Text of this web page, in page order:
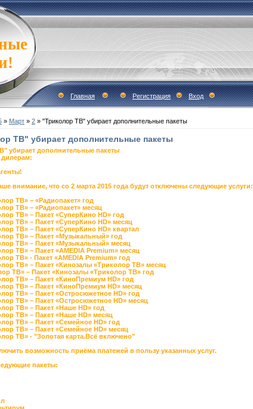
Главная Регистрация Вход
» Март » 2 » "Триколор ТВ" убирает дополнительные пакеты
ТВ" убирает дополнительные пакеты
убирает дополнительные пакеты
дилерам:
внимание, что со 2 марта 2015 года будут отключены следующие услуги:
ТВ» – «Радиопакет» год
ТВ» – «Радиопакет» месяц
ТВ» – Пакет «СуперКино HD» год
ТВ» – Пакет «СуперКино HD» месяц
ТВ» – Пакет «СуперКино HD» квартал
ТВ» – Пакет «Музыкальный» год
ТВ» – Пакет «Музыкальный» месяц
ТВ» – Пакет «AMEDIA Premium» месяц
ТВ» - Пакет «AMEDIA Premium» год
ТВ» – Пакет «Кинозалы «Триколор ТВ» месяц
ТВ» – Пакет «Кинозалы «Триколор ТВ» год
ТВ» – Пакет «КиноПремиум HD» год
ТВ» – Пакет «КиноПремиум HD» месяц
ТВ» – Пакет «Остросюжетное HD» год
ТВ» – Пакет «Остросюжетное HD» месяц
ТВ» – Пакет «Наше HD» год
ТВ» – Пакет «Наше HD» месяц
ТВ» – Пакет «Семейное HD» год
ТВ» – Пакет «Семейное HD» месяц
ТВ» - "Золотая карта.Всё включено"
возможность приёма платежей в пользу указанных услуг.
пакеты: